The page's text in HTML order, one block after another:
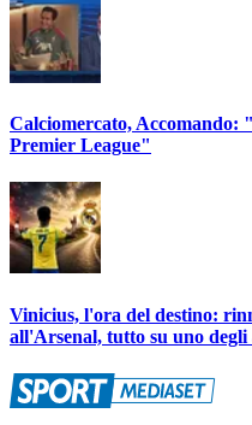
Calciomercato,
Premier League"
Vinicius, l'ora del destino:
all'Arsenal, tutto su uno